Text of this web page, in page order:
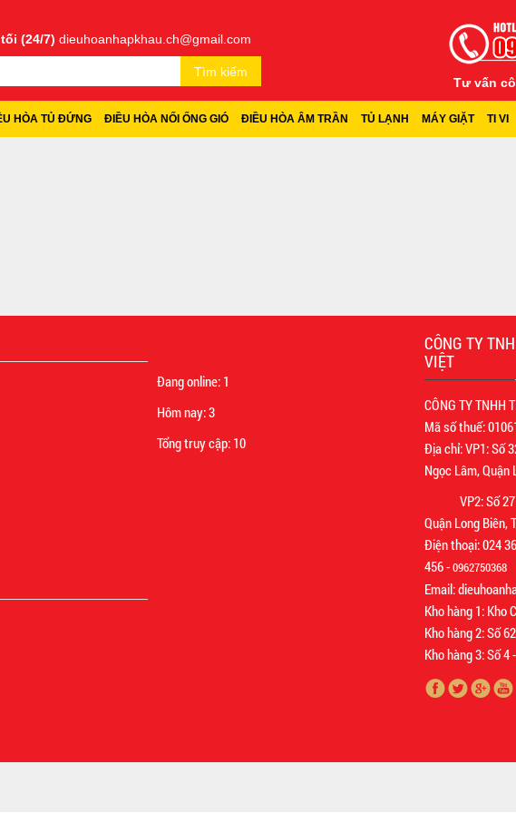
(24/7) dieuhoanhapkhau.ch@gmail.com
Tìm kiếm
Tư vấn
HÒA TỦ ĐỨNG ĐIỀU HÒA NỐI ỐNG GIÓ ĐIỀU HÒA ÂM TRẦN TỦ LẠNH MÁY GIẶT TI VI
Đang online: 1
Hôm nay:3
Tổng truy cập: 10
CÔNG TY
VIỆT
CÔNG TY TNHH
Mã số thuế:
Địa chỉ: VP1: Số
Ngọc Lâm, Quận
VP2: Số 27
Quận Long Biên,
Điện thoại: 024
456 -0962750368
Email:
Kho hàng 1: Kho
Kho hàng 2: Số
Kho hàng 3: Số 4